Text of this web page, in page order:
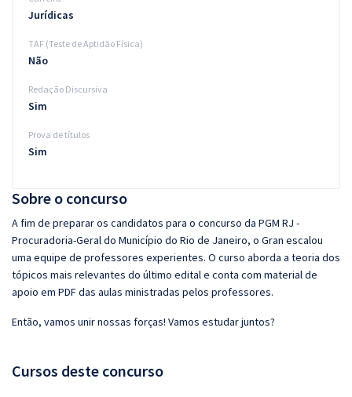
Sobre o concurso
A fim de preparar os candidatos para o concurso da PGM RJ -
Procuradoria-Geral do Município do Rio de Janeiro, o Gran escalou
uma equipe de professores experientes. O curso aborda a teoria dos
tópicos mais relevantes do último edital e conta com material de
apoio em PDF das aulas ministradas pelos professores.
Então, vamos unir nossas forças! Vamos estudar juntos?
Cursos deste concurso
Jurídicas
TAF (Teste de Aptidão Física)
Não
Redação Discursiva
Sim
Prova de títulos
Sim